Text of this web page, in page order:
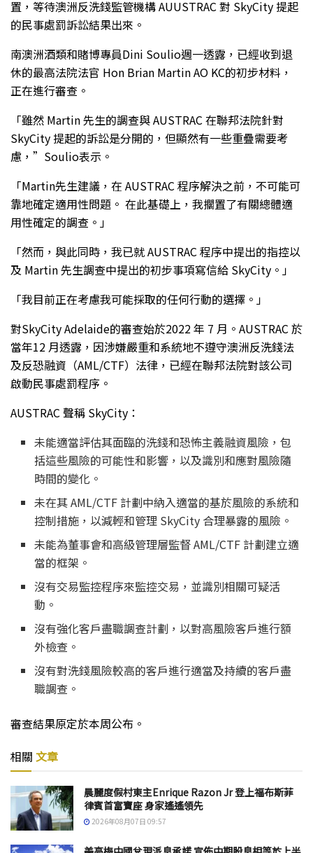
置，等待澳洲反洗錢監管機構 AUUSTRAC 對 SkyCity 提起
的民事處罰訴訟結果出來。
南澳洲酒類和賭博專員Dini Soulio週一透露，已經收到退
休的最高法院法官 Hon Brian Martin AO KC的初步材料，
正在進行審查。
「雖然 Martin 先生的調查與 AUSTRAC 在聯邦法院針對
SkyCity 提起的訴訟是分開的，但顯然有一些重疊需要考
慮，”Soulio表示。
「Martin先生建議，在 AUSTRAC 程序解決之前，不可能可
靠地確定適用性問題。 在此基礎上，我擱置了有關總體適
用性確定的調查。」
「然而，與此同時，我已就 AUSTRAC 程序中提出的指控以
及 Martin 先生調查中提出的初步事項寫信給 SkyCity。」
「我目前正在考慮我可能採取的任何行動的選擇。」
對SkyCity Adelaide的審查始於2022 年 7 月。AUSTRAC 於
當年12 月透露，因涉嫌嚴重和系統地不遵守澳洲反洗錢法
及反恐融資（AML/CTF）法律，已經在聯邦法院對該公司
啟動民事處罰程序。
AUSTRAC 聲稱 SkyCity：
未能適當評估其面臨的洗錢和恐怖主義融資風險，包
括這些風險的可能性和影響，以及識別和應對風險隨
時間的變化。
未在其 AML/CTF 計劃中納入適當的基於風險的系統和
控制措施，以減輕和管理 SkyCity 合理暴露的風險。
未能為董事會和高級管理層監督 AML/CTF 計劃建立適
當的框架。
沒有交易監控程序來監控交易，並識別相關可疑活
動。
沒有強化客戶盡職調查計劃，以對高風險客戶進行額
外檢查。
沒有對洗錢風險較高的客戶進行適當及持續的客戶盡
職調查。
審查結果原定於本周公布。
相關 文章
晨麗度假村東主Enrique Razon Jr 登上福布斯菲
律賓首富寶座 身家遙遙領先
2026年08月07日 09:57